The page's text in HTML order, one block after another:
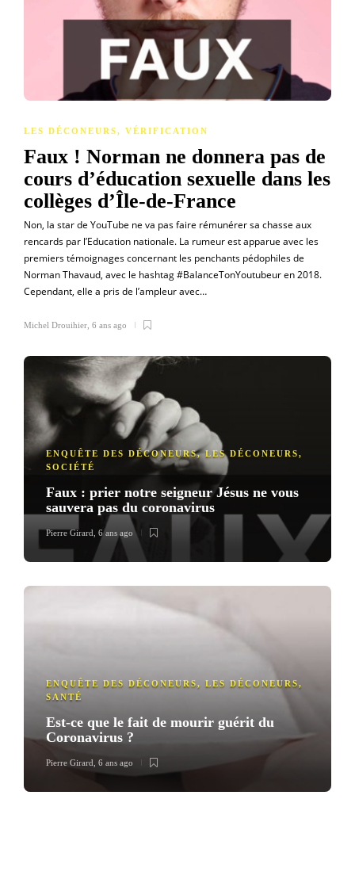
LES DÉCONEURS, VÉRIFICATION
Faux ! Norman ne donnera pas de
cours d’éducation sexuelle dans les
collèges d’Île-de-France
Non, la star de YouTube ne va pas faire rémunérer sa chasse aux
rencards par l’Education nationale. La rumeur est apparue avec les
premiers témoignages concernant les penchants pédophiles de
Norman Thavaud, avec le hashtag #BalanceTonYoutubeur en 2018.
Cependant, elle a pris de l’ampleur avec…
Michel Drouihier 6 ans ago
ENQUÊTE DES DÉCONEURS,LES DÉCONEURS,
SOCIÉTÉ
Faux : prier notre seigneur Jésus ne vous
sauvera pas du coronavirus
Pierre Girard 6 ans ago
ENQUÊTE DES DÉCONEURS, LES DÉCONEURS,
SANTÉ
Est-ce que le fait de mourir guérit du
Coronavirus ?
Pierre Girard 6 ans ago